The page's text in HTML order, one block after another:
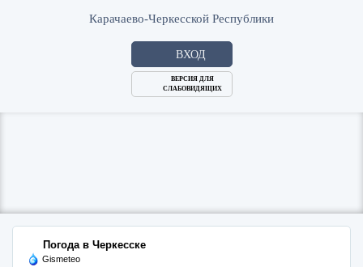
Карачаево-Черкесской Республики
ВХОД
ВЕРСИЯ ДЛЯ
СЛАБОВИДЯЩИХ
Погода в Черкесске
Gismeteo